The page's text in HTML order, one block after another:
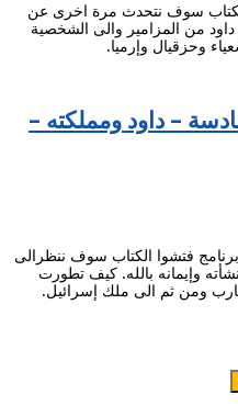
سوف نتحدث مرة اخرى عن
من المزامير والى الشخصية
وحزقيال وإرميا.
– داود ومملكته –
فتشوا الكتاب سوف ننظرالى
وإيمانه بالله. كيف تطورت
ومن ثم الى ملك إسرائيل.